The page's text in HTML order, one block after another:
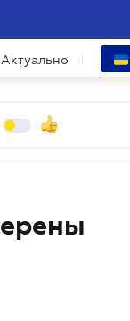
Актуально